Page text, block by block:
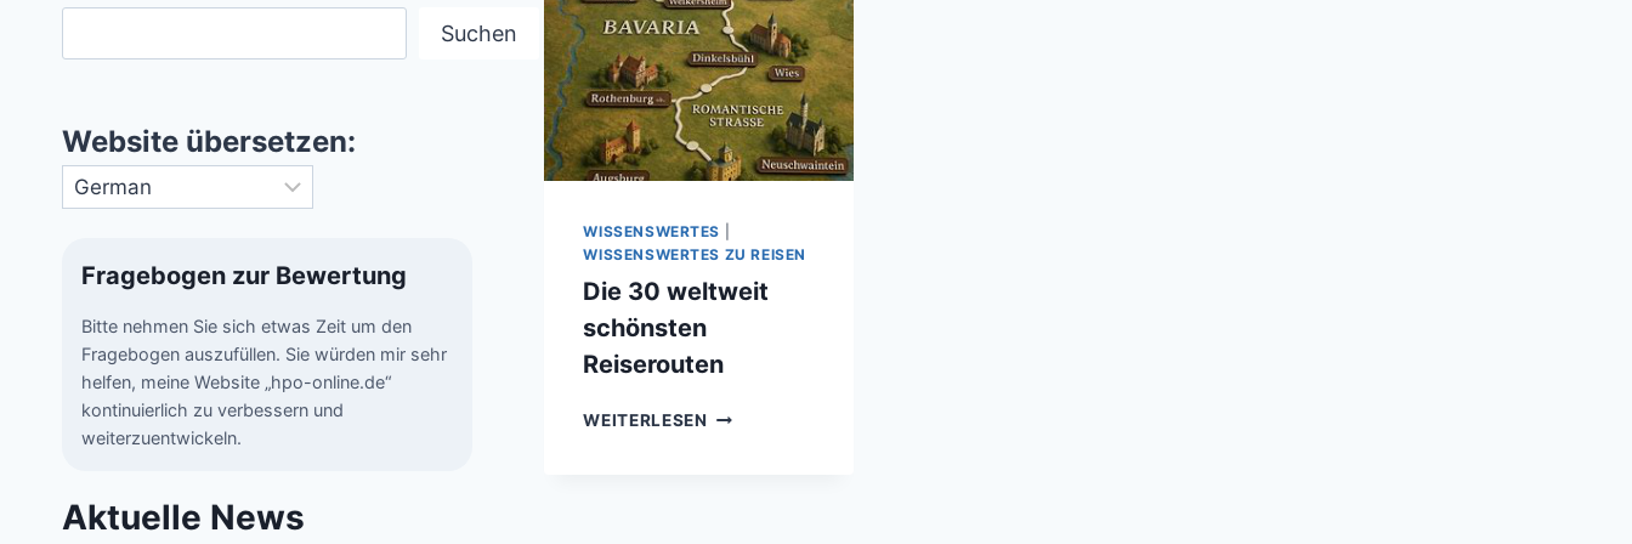
WISSENSWERTES
WISSENSWERTES ZU REISEN
Die 30 weltweit
schönsten
Reiserouten
WEITERLESEN DIE
Suchen
Website übersetzen:
Fragebogen zur Bewertung
Bitte nehmen Sie sich etwas Zeit um den
Fragebogen auszufüllen. Sie würden mir sehr
helfen, meine Website „hpo-online.de“
kontinuierlich zu verbessern und
weiterzuentwickeln.
Aktuelle News